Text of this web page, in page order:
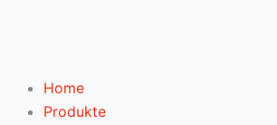
Home
Produkte